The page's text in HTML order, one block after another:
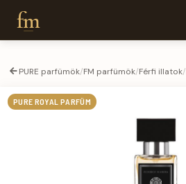
fm
PURE parfümök/FM parfümök/Férfi illatok/
PURE ROYAL PARFÜM